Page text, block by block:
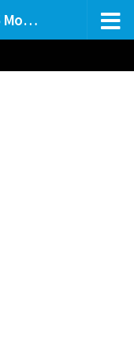
Farming Simulator 25 Mods | FS25 Mods Stahování